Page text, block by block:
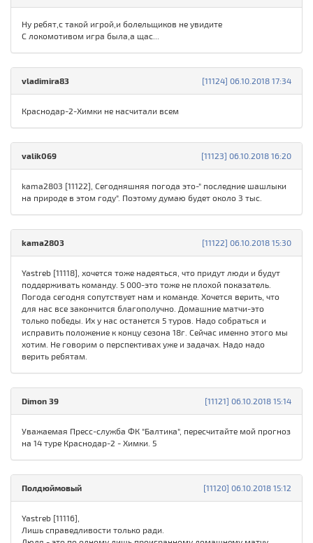
Ну ребят,с такой игрой,и болельщиков не увидите
С локомотивом игра была,а щас...
[11124] 06.10.2018 17:34
vladimira83
Краснодар-2-Химки не насчитали всем
[11123] 06.10.2018 16:20
valik069
kama2803 [11122], Сегодняшняя погода это-" последние шашлыки
на природе в этом году". Поэтому думаю будет около 3 тыс.
[11122] 06.10.2018 15:30
kama2803
Yastreb [11118], хочется тоже надеяться, что придут люди и будут
поддерживать команду. 5 000-это тоже не плохой показатель.
Погода сегодня сопутствует нам и команде. Хочется верить, что
для нас все закончится благополучно. Домашние матчи-это
только победы. Их у нас останется 5 туров. Надо собраться и
исправить положение к концу сезона 18г. Сейчас именно этого мы
хотим. Не говорим о перспективах уже и задачах. Надо надо
верить ребятам.
[11121] 06.10.2018 15:14
Dimon 39
Уважаемая Пресс-служба ФК "Балтика", пересчитайте мой прогноз
на 14 туре Краснодар-2 - Химки. 5
[11120] 06.10.2018 15:12
Полдюймовый
Yastreb [11116],
Лишь справедливости только ради.